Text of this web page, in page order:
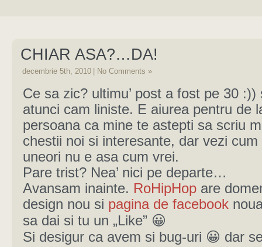
CHIAR ASA?…DA!
decembrie 5th, 2010 No Comments »
Ce sa zic? ultimu’ post a fost pe 30 :))
atunci cam liniste. E aiurea pentru de
persoana ca mine te astepti sa scriu
chestii noi si interesante, dar vezi
uneori nu e asa cum vrei.
Pare trist? Nea’ nici pe departe…
Avansam inainte. RoHipHopare
design nou si pagina de facebook
sa dai si tu un „Like” 😀
Si desigur ca avem si bug-uri 😀 dar